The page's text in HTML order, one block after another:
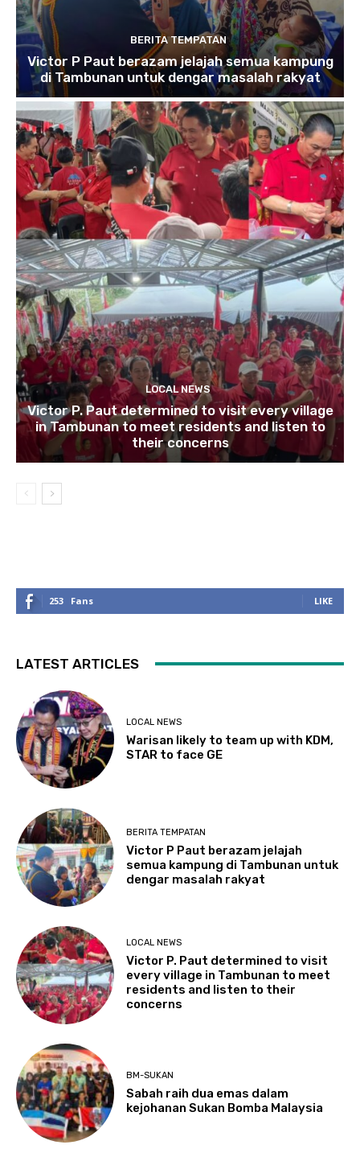
BERITA TEMPATAN
Victor P Paut berazam jelajah semua kampung
di Tambunan untuk dengar masalah rakyat
LOCAL NEWS
Victor P. Paut determined to visit every village
in Tambunan to meet residents and listen to
their concerns
253 Fans LIKE
LATEST ARTICLES
LOCAL NEWS
Warisan likely to team up with KDM,
STAR to face GE
BERITA TEMPATAN
Victor P Paut berazam jelajah
semua kampung di Tambunan untuk
dengar masalah rakyat
LOCAL NEWS
Victor P. Paut determined to visit
every village in Tambunan to meet
residents and listen to their
concerns
BM-SUKAN
Sabah raih dua emas dalam
kejohanan Sukan Bomba Malaysia